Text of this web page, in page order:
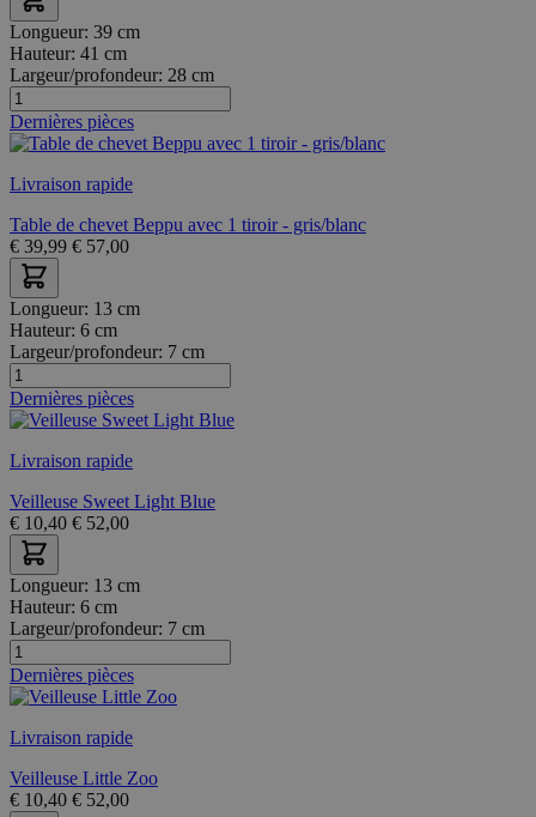
Longueur: 39 cm
Hauteur: 41 cm
Largeur/profondeur: 28 cm
Dernières pièces
Livraison rapide
Table de chevet Beppu avec 1 tiroir - gris/blanc
€ 39,99 € 57,00
Longueur: 13 cm
Hauteur: 6 cm
Largeur/profondeur: 7 cm
Dernières pièces
Livraison rapide
Veilleuse Sweet Light Blue
€ 10,40 € 52,00
Longueur: 13 cm
Hauteur: 6 cm
Largeur/profondeur: 7 cm
Dernières pièces
Livraison rapide
Veilleuse Little Zoo
€ 10,40 € 52,00